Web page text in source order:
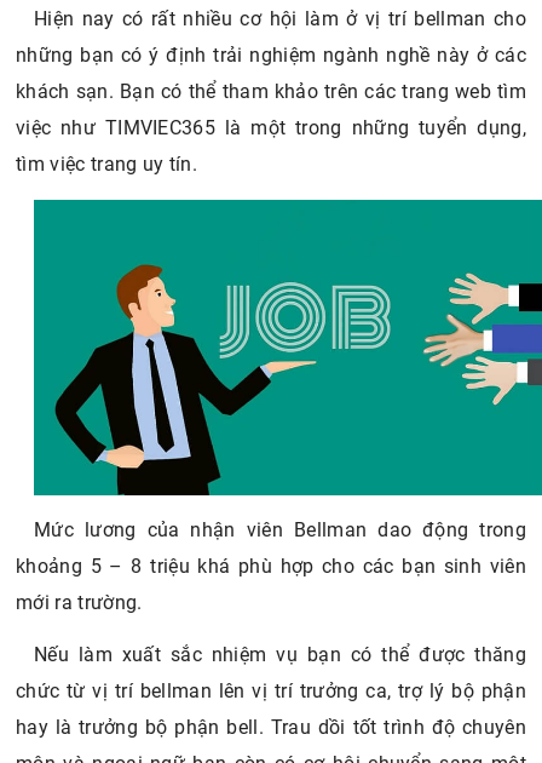
Hiện nay có rất nhiều cơ hội làm ở vị trí bellman cho
những bạn có ý định trải nghiệm ngành nghề này ở các
khách sạn. Bạn có thể tham khảo trên các trang web tìm
việc như TIMVIEC365 là một trong những tuyển dụng,
tìm việc trang uy tín.
Mức lương của nhận viên Bellman dao động trong
khoảng 5 – 8 triệu khá phù hợp cho các bạn sinh viên
mới ra trường.
Nếu làm xuất sắc nhiệm vụ bạn có thể được thăng
chức từ vị trí bellman lên vị trí trưởng ca, trợ lý bộ phận
hay là trưởng bộ phận bell. Trau dồi tốt trình độ chuyên